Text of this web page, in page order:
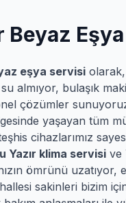
Beyaz
eşya servisi olarak,
almıyor, bulaşık
çözümler
yaşayan tüm
cihazlarımız
Yazır klima servisi ve
ömrünü
sakinleri bizim